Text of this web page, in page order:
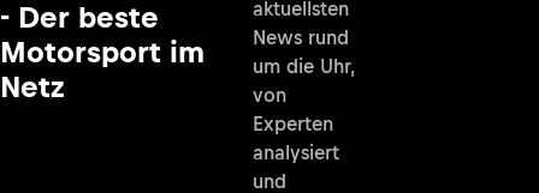
- Der beste
Motorsport im
Netz
aktuellsten
News rund
um die Uhr,
von
Experten
analysiert
und